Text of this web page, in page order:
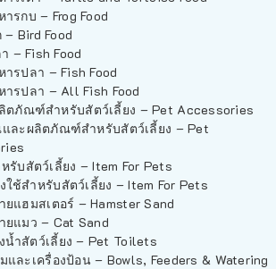
ารกบ – Frog Food
Bird Food
– Fish Food
ารปลา – Fish Food
ารปลา – All Fish Food
ตภัณฑ์สำหรับสัตว์เลี้ยง – Pet Accessories
ละผลิตภัณฑ์สำหรับสัตว์เลี้ยง – Pet
รับสัตว์เลี้ยง – Item For Pets
ใช้สำหรับสัตว์เลี้ยง – Item For Pets
ยแฮมสเตอร์ – Hamster Sand
ยแมว – Cat Sand
น้ำสัตว์เลี้ยง – Pet Toilets
และเครื่องป้อน – Bowls, Feeders & Watering